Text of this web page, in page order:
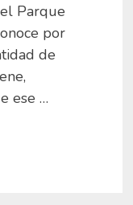
Parque
por
de
ese …